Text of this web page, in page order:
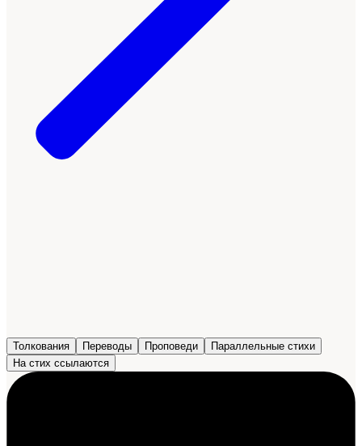
Толкования Переводы Проповеди
Параллельные стихи
На стих ссылаются